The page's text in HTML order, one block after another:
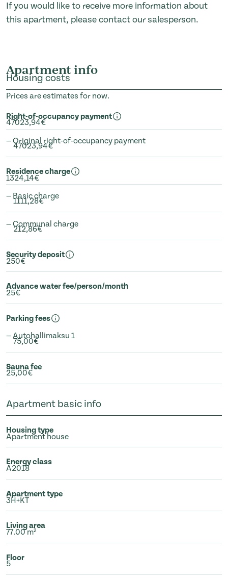
If you would like to receive more information about
this apartment, please contact our salesperson.
Apartment info
Housing costs
Prices are estimates for now.
Right-of-occupancy payment
47023,94€
— Original right-of-occupancy payment
47023,94€
Residence charge
1324,14€
— Basic charge
1111,28€
— Communal charge
212,86€
Security deposit
250€
Advance water fee/person/month
25€
Parking fees
— Autohallimaksu 1
75,00€
Sauna fee
25,00€
Apartment basic info
Housing type
Apartment house
Energy class
A2018
Apartment type
3H+KT
Living area
77.00 m²
Floor
5